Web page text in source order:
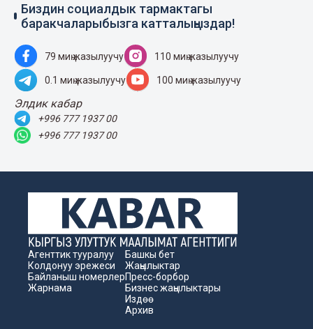
Биздин социалдык тармактагы
баракчаларыбызга катталыңыздар!
79 миң жазылуучу 110 миң жазылуучу
0.1 миң жазылуучу 100 миң жазылуучу
Элдик кабар
+996 777 1937 00
+996 777 1937 00
Агенттик тууралуу
Колдонуу эрежеси
Байланыш номерлер
Жарнама
Башкы бет
Жаңылыктар
Пресс-борбор
Бизнес жаңылыктары
Издөө
Архив